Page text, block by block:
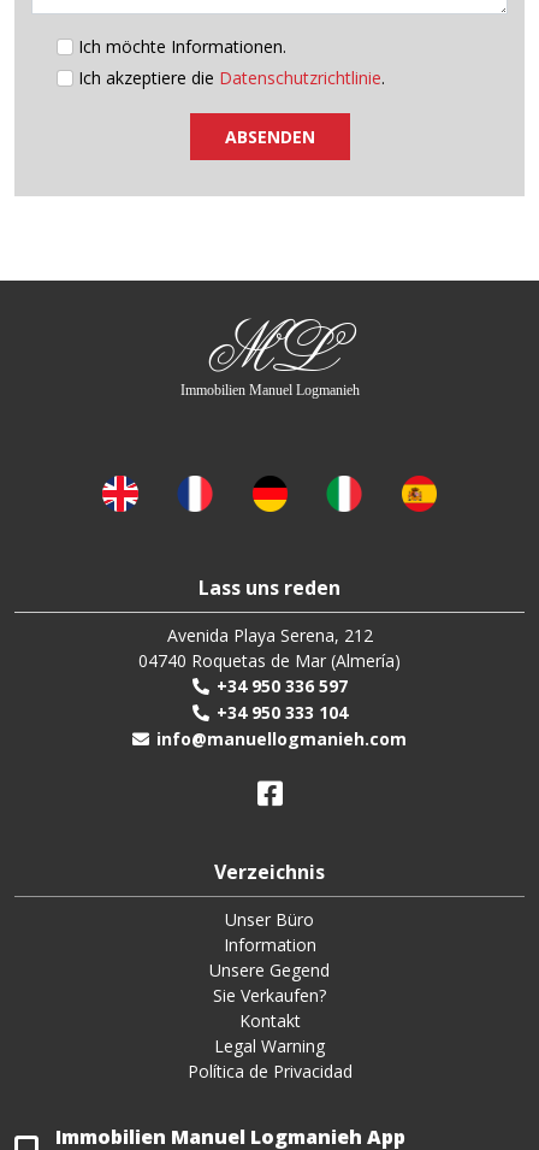
Ich möchte Informationen.
Ich akzeptiere die Datenschutzrichtlinie.
ABSENDEN
ML
Immobilien Manuel Logmanieh
Lass uns reden
Avenida Playa Serena, 212
04740 Roquetas de Mar (Almería)
+34 950 336 597
+34 950 333 104
info@manuellogmanieh.com
Verzeichnis
Unser Büro
Information
Unsere Gegend
Sie Verkaufen?
Kontakt
Legal Warning
Política de Privacidad
Immobilien Manuel Logmanieh App